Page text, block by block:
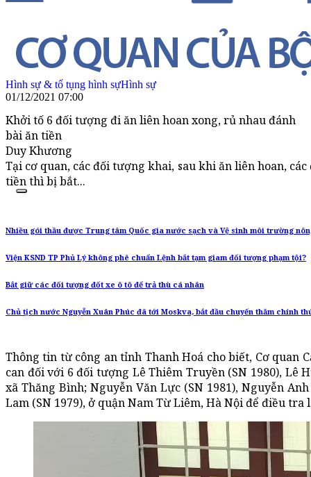
Hình sự & tố tụng hình sựHình sự
01/12/2021 07:00
Khởi tố 6 đối tượng đi ăn liên hoan xong, rủ nhau đánh
bài ăn tiền
Duy Khương
Tại cơ quan, các đối tượng khai, sau khi ăn liên hoan,
tiền thì bị bắt...
Nhiều gói thầu được Trung tâm Quốc gia nước sạch và Vệ sinh môi trường
Viện KSND TP Phủ Lý không phê chuẩn Lệnh bắt tạm giam đối tượng phạm tội?
Bắt giữ các đối tượng đốt xe ô tô để trả thù cá nhân
Chủ tịch nước Nguyễn Xuân Phúc đã tới Moskva, bắt đầu chuyến thăm chính
Thông tin từ công an tỉnh Thanh Hoá cho biết, Cơ quan
can đối với 6 đối tượng Lê Thiêm Truyền (SN 1980), Lê
xã Thăng Bình; Nguyễn Văn Lực (SN 1981), Nguyễn
Lam (SN 1979), ở quận Nam Từ Liêm, Hà Nội để điều tra